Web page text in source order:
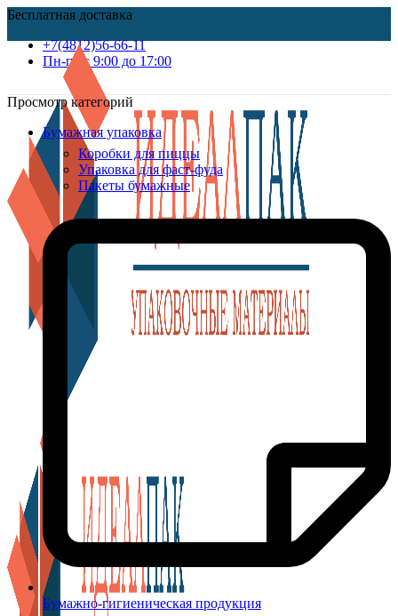
Бесплатная доставка
+7(4812)56-66-11
Пн-пт c 9:00 до 17:00
Просмотр категорий
Бумажная упаковка
Коробки для пиццы
Упаковка для фаст-фуда
Пакеты бумажные
Бумажно-гигиеническая продукция